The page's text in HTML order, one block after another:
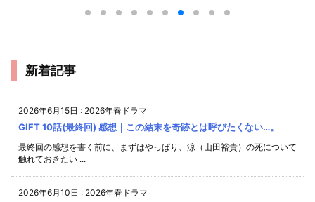
新着記事
2026年6月15日 : 2026年春ドラマ
GIFT 10話(最終回) 感想｜この結末を奇跡とは呼びたくない…。
最終回の感想を書く前に、まずはやっぱり、涼（山田裕貴）の死について
触れておきたい ...
2026年6月10日 : 2026年春ドラマ